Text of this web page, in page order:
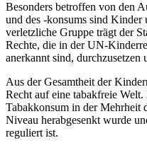
Besonders betroffen von den
und des -konsums sind Kinder
verletzliche Gruppe trägt der
Rechte, die in der UN-
anerkannt sind, durchzusetzen
Aus der Gesamtheit der
Recht auf eine tabakfreie
Tabakkonsum in der Mehrheit
Niveau herabgesenkt wurde
reguliert ist.